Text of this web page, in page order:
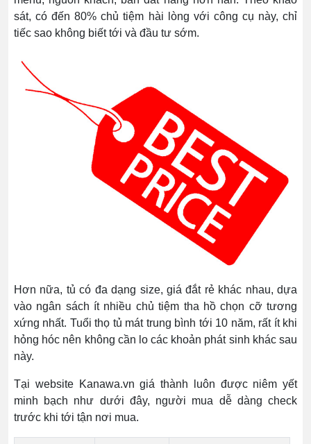
sát, có đến 80% chủ tiệm hài lòng với công cụ này, chỉ
tiếc sao không biết tới và đầu tư sớm.
Hơn nữa, tủ có đa dạng size, giá đắt rẻ khác nhau, dựa
vào ngân sách ít nhiều chủ tiệm tha hồ chọn cỡ tương
xứng nhất. Tuổi thọ tủ mát trung bình tới 10 năm, rất ít khi
hỏng hóc nên không cần lo các khoản phát sinh khác sau
này.
Tại website Kanawa.vn giá thành luôn được niêm yết
minh bạch như dưới đây, người mua dễ dàng check
trước khi tới tận nơi mua.